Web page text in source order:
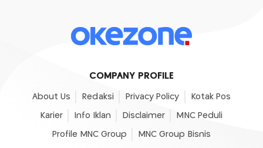
COMPANY PROFILE
About Us Redaksi Privacy Policy Kotak Pos
Karier Info Iklan Disclaimer MNC Peduli
Profile MNC Group MNC Group Bisnis